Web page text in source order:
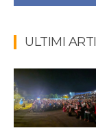
ULTIMI